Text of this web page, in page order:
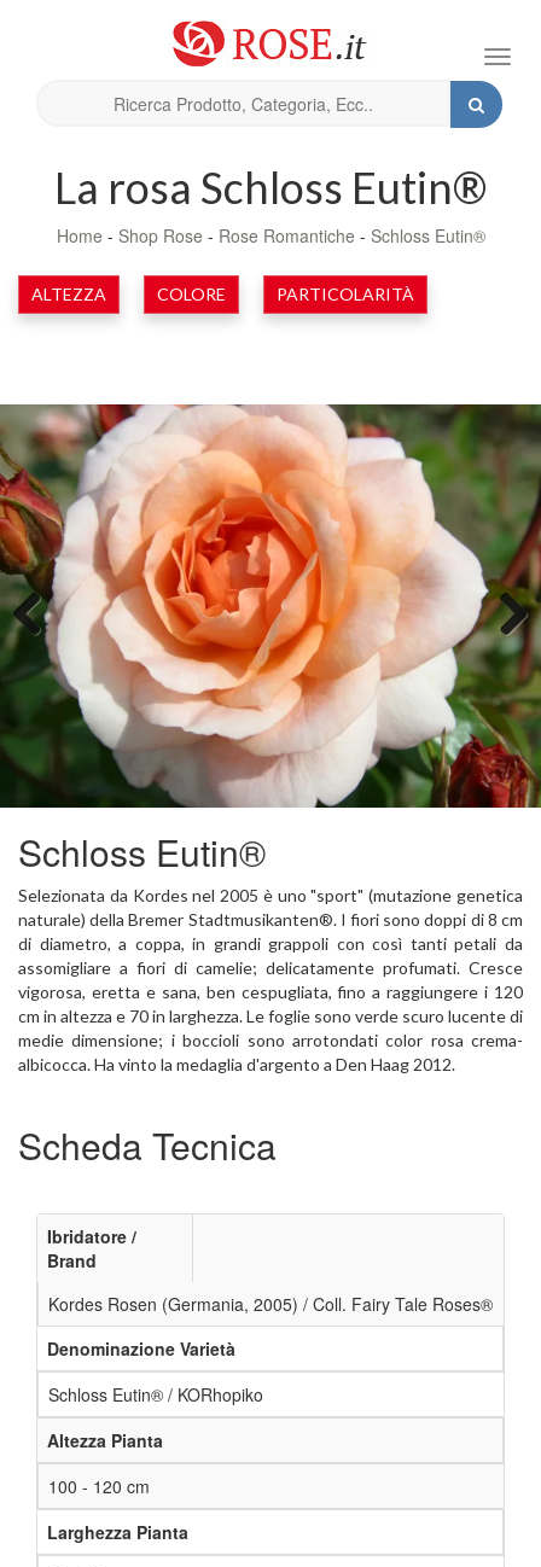
La rosa Schloss Eutin®
Home - Shop Rose - Rose Romantiche - Schloss Eutin®
ALTEZZA COLORE PARTICOLARITÀ
Previous Next
Schloss Eutin®
Selezionata da Kordes nel 2005 è uno "sport" (mutazione genetica
naturale) della Bremer Stadtmusikanten­®. I fiori sono doppi di 8 cm
di diametro, a coppa, in grandi grappoli con così tanti petali da
assomigliare a fiori di camelie; delicatamente profumati. Cresce
vigorosa, eretta e sana, ben cespugliata, fino a raggiungere i 120
cm in altezza e 70 in larghezza. Le foglie sono verde scuro lucente di
medie dimensione; i boccioli sono arrotondati color rosa crema-
albicocca. Ha vinto la medaglia d'argento a Den Haag 2012.
Scheda Tecnica
Ibridatore /
Brand
Kordes Rosen (Germania, 2005) / Coll. Fairy Tale Roses®
Denominazione Varietà
Schloss Eutin® / KORhopiko
Altezza Pianta
100 - 120 cm
Larghezza Pianta